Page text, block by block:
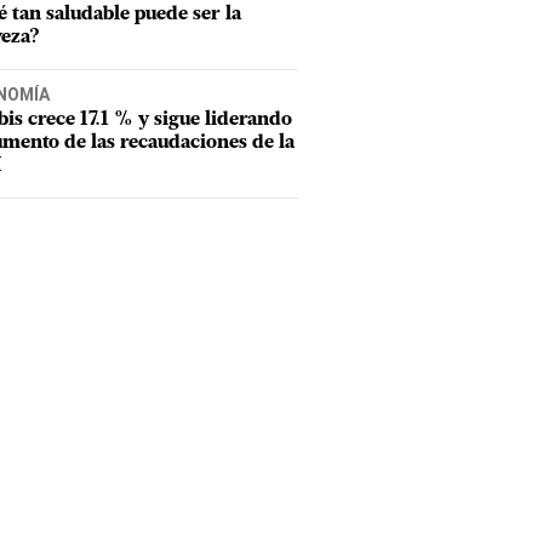
tan saludable puede ser la
crece 17.1 % y sigue liderando
de las recaudaciones de la